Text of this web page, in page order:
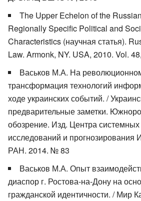
The Upper Echelon of the
Regionally Specific Political and
Characteristics (научная статья).
Law. Armonk, NY. USA, 2010. Vol.
Васьков М.А. На
трансформация технологий
ходе украинских событий. /
предварительные заметки.
обозрение. Изд. Центра
исследований и
РАН. 2014. № 83
Васьков М.А. Опыт
диаспор г. Ростова-на-Дону на
гражданской идентичности. / Мир